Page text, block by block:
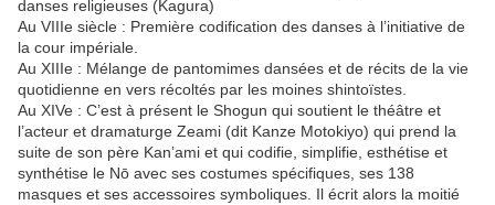
danses religieuses (Kagura)
Au VIIIe siècle : Première codification des danses à l’initiative de
la cour impériale.
Au XIIIe : Mélange de pantomimes dansées et de récits de la vie
quotidienne en vers récoltés par les moines shintoïstes.
Au XIVe : C’est à présent le Shogun qui soutient le théâtre et
l’acteur et dramaturge Zeami (dit Kanze Motokiyo) qui prend la
suite de son père Kan’ami et qui codifie, simplifie, esthétise et
synthétise le Nō avec ses costumes spécifiques, ses 138
masques et ses accessoires symboliques. Il écrit alors la moitié